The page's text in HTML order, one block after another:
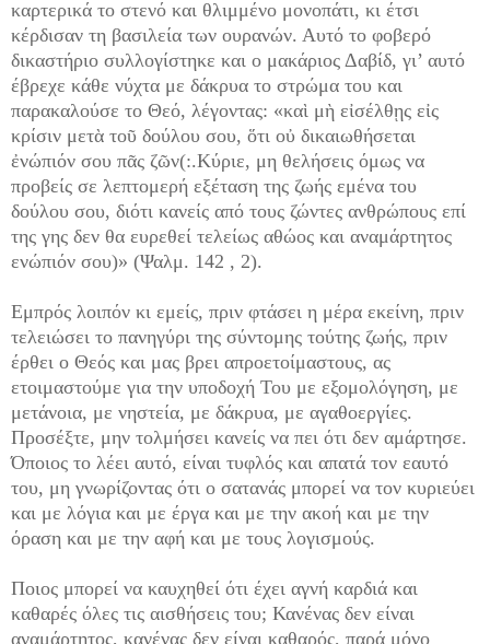
καρτερικά το στενό και θλιμμένο μονοπάτι, κι έτσι
κέρδισαν τη βασιλεία των ουρανών. Αυτό το φοβερό
δικαστήριο συλλογίστηκε και ο μακάριος Δαβίδ, γι’ αυτό
έβρεχε κάθε νύχτα με δάκρυα το στρώμα του και
παρακαλούσε το Θεό, λέγοντας: «καὶ μὴ εἰσέλθῃς εἰς
κρίσιν μετὰ τοῦ δούλου σου, ὅτι οὐ δικαιωθήσεται
ἐνώπιόν σου πᾶς ζῶν(:.Κύριε, μη θελήσεις όμως να
προβείς σε λεπτομερή εξέταση της ζωής εμένα του
δούλου σου, διότι κανείς από τους ζώντες ανθρώπους επί
της γης δεν θα ευρεθεί τελείως αθώος και αναμάρτητος
ενώπιόν σου)» (Ψαλμ. 142 , 2).
Εμπρός λοιπόν κι εμείς, πριν φτάσει η μέρα εκείνη, πριν
τελειώσει το πανηγύρι της σύντομης τούτης ζωής, πριν
έρθει ο Θεός και μας βρει απροετοίμαστους, ας
ετοιμαστούμε για την υποδοχή Του με εξομολόγηση, με
μετάνοια, με νηστεία, με δάκρυα, με αγαθοεργίες.
Προσέξτε, μην τολμήσει κανείς να πει ότι δεν αμάρτησε.
Όποιος το λέει αυτό, είναι τυφλός και απατά τον εαυτό
του, μη γνωρίζοντας ότι ο σατανάς μπορεί να τον κυριεύει
και με λόγια και με έργα και με την ακοή και με την
όραση και με την αφή και με τους λογισμούς.
Ποιος μπορεί να καυχηθεί ότι έχει αγνή καρδιά και
καθαρές όλες τις αισθήσεις του; Κανένας δεν είναι
αναμάρτητος, κανένας δεν είναι καθαρός, παρά μόνο